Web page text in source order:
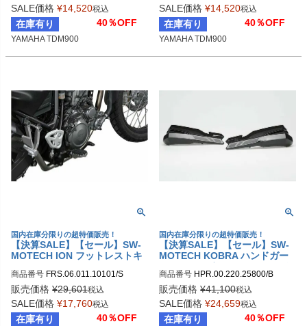
SALE価格 ¥14,520税込
在庫有り 40％OFF
YAMAHA TDM900
SALE価格 ¥14,520税込
在庫有り 40％OFF
YAMAHA TDM900
国内在庫分限りの超特価販売！
【決算SALE】【セール】SW-
MOTECH ION フットレストキ
6)/XT660X (04-16)/XT660Z テ
ネレ (07-16)/XT1200Z/ZE スー
パーテネレ (16-) | FRS.06.011.
10101/S
商品番号 FRS.06.011.10101/S
sw_FRS_06_011_10101S
販売価格 ¥29,601税込
SALE価格 ¥17,760税込
在庫有り 40％OFF
国内在庫分限りの超特価販売！
【決算SALE】【セール】SW-
MOTECH KOBRA ハンドガー
イプ) KTM 390 ADVENTURE
(19-) / ROYAL ENFIELD HIMA
LAYAN (17-)/SCRAM 411 (21-)
/ YAMAHA XT 660 R (04-16) |
HPR.00.220.25800/B
商品番号 HPR.00.220.25800/B
sw_HPR_00_220_25800B
販売価格 ¥41,100税込
SALE価格 ¥24,659税込
在庫有り 40％OFF